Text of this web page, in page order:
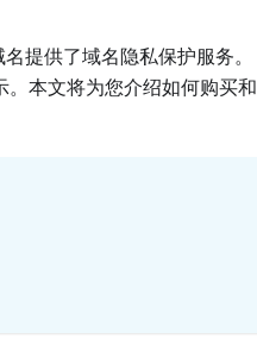
提供了域名隐私保护服务。
本文将为您介绍如何购买和